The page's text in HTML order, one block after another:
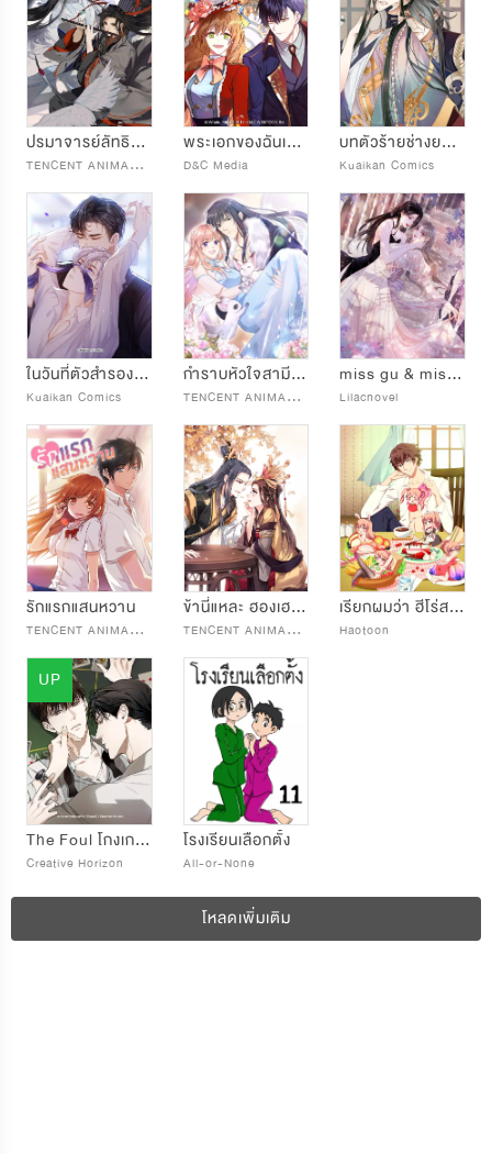
ปรมาจารย์ลัทธิมาร
T
ENCENT ANIMATION & COMICS
พระเอกของฉันเป็นท่านดยุค
D&C Media
บทตัวร้ายช่างยากนัก
Kuaikan Comics
ในวันที่ตัวสำรองจากไป
Kuaikan Comics
กำราบหัวใจสามีปีศาจ
T
ENCENT ANIMATION & COMICS
miss gu & miss qu เขยิบอีกนิดให้ชิดหัวใจ
Lilacnovel
รักแรกแสนหวาน
T
ENCENT ANIMATION & COMICS
ข้านี่แหละ ฮองเฮาตัวแสบ
T
ENCENT ANIMATION & COMICS
เรียกผมว่า ฮีโร่สายหื่น
Haotoon
UP
The Foul โกงเกมรัก
Creative Horizon
โรงเรียนเลือกตั้ง
All-or-None
โหลดเพิ่มเติม